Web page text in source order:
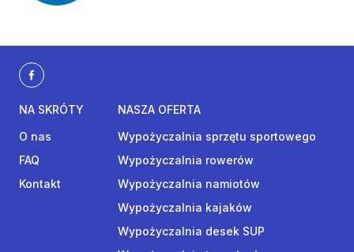
NA SKRÓTY
O nas
FAQ
Kontakt
NASZA OFERTA
Wypożyczalnia sprzętu sportowego
Wypożyczalnia rowerów
Wypożyczalnia namiotów
Wypożyczalnia kajaków
Wypożyczalnia desek SUP